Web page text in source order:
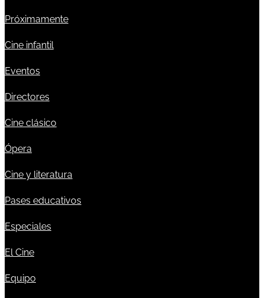
Próximamente
Cine infantil
Eventos
Directores
Cine clásico
Ópera
Cine y literatura
Pases educativos
Especiales
El Cine
Equipo